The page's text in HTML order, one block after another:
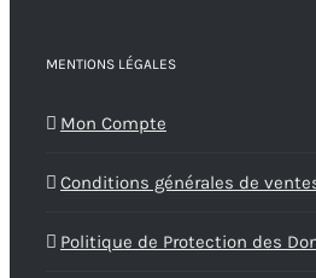
MENTIONS LÉGALES
Mon Compte
Conditions générales de
Politique de Protection des